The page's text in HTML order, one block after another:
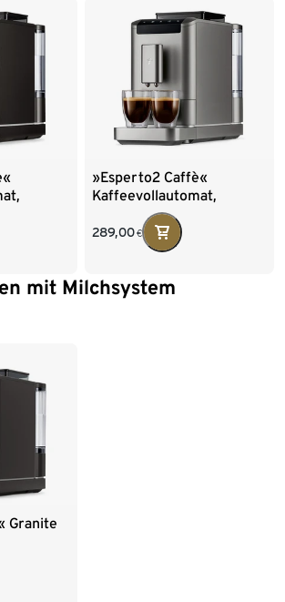
»Esperto2 Caffè«
Kaffeevollautomat,
Titanium Silver
289,00€
mit Milchsystem
Granite